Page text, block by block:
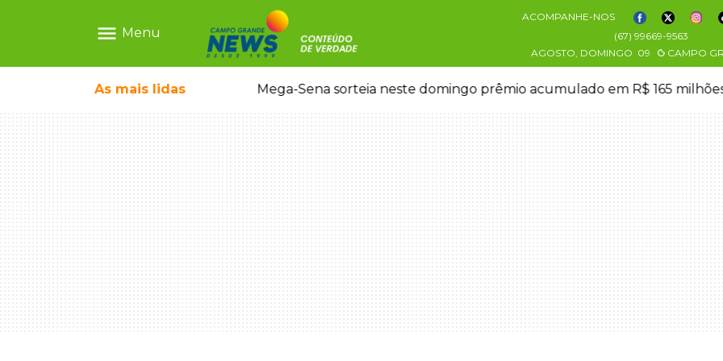
menu Menu
ACOMPANHE-NOS
(67) 99669-9563
AGOSTO, DOMINGO 09 CAMPO
As mais lidas
em sequestro de bebê na Capital Mega-Sena sorteia neste domingo prêmio acumulado em R$ 165